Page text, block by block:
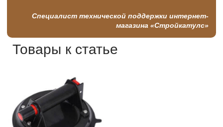
Специалист технической поддержки интернет-
магазина «Стройкатулс»
Товары к статье